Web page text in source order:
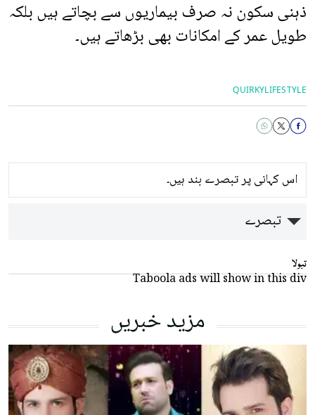
ذہنی سکون نہ صرف بیماریوں سے بچاتے ہیں بلکہ
طویل عمر کے امکانات بھی بڑھاتے ہیں۔
LIFESTYLE
QUIRKY
اس کہانی پر تبصرے بند ہیں۔
تبصرے
تبولا
Taboola ads will show in this div
مزید خبریں